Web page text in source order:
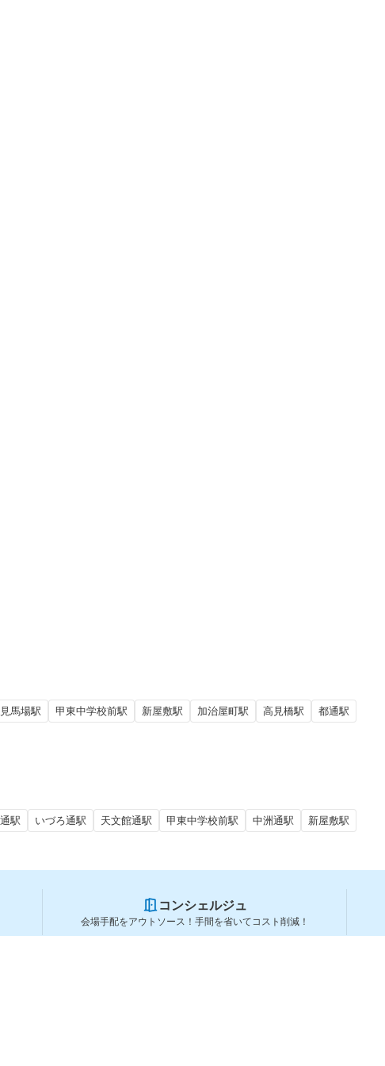
馬場駅 甲東中学校前駅 新屋敷駅 加治屋町駅 高見橋駅 都通駅
駅 いづろ通駅 天文館通駅 甲東中学校前駅 中洲通駅 新屋敷駅
コンシェルジュ
会場手配をアウトソース！手間を省いてコスト削減！